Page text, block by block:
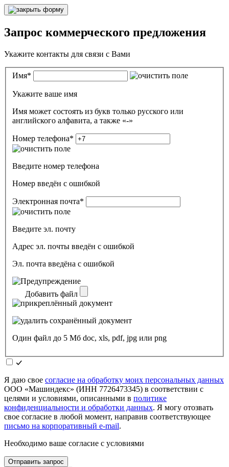
Запрос коммерческого предложения
Укажите контакты для связи с Вами
Имя*
Укажите ваше имя
Имя может состоять из букв только русского или
английского алфавита, а также «-»
Номер телефона*
Введите номер телефона
Номер введён c ошибкой
Электронная почта*
Введите эл. почту
Адрес эл. почты введён с ошибкой
Эл. почта введёна с ошибкой
Добавить файл
Один файл до 5 Мб doc, xls, pdf, jpg или png
Я даю свое согласие на обработку моих персональных данных
ООО «Машиндекс» (ИНН 7726473345) в соответствии с
целями и условиями, описанными в политике
конфиденциальности и обработки данных. Я могу отозвать
свое согласие в любой момент, направив соответствующее
письмо на корпоративный e-mail.
Необходимо ваше согласие с условиями
Отправить запрос